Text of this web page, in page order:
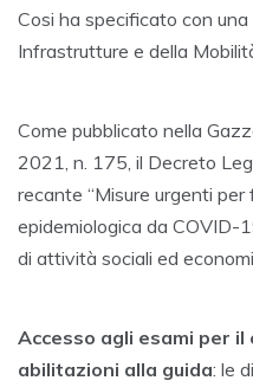
Cosi ha specificato con
Infrastrutture e della
Come pubblicato nella
2021, n. 175, il Decreto
recante “Misure urgenti per
epidemiologica da COVID-
di attività sociali ed
Accesso agli esami per il
abilitazioni alla guida: le